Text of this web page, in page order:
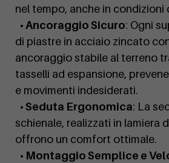
nel tempo, anche in condizioni
• Ancoraggio Sicuro: Ogni
di piastre in acciaio zincato
ancoraggio stabile al terreno
tasselli ad espansione,
e movimenti indesiderati.
• Seduta Ergonomica: La
schienale, realizzati in lamiera
offrono un comfort ottimale.
• Montaggio Semplice e